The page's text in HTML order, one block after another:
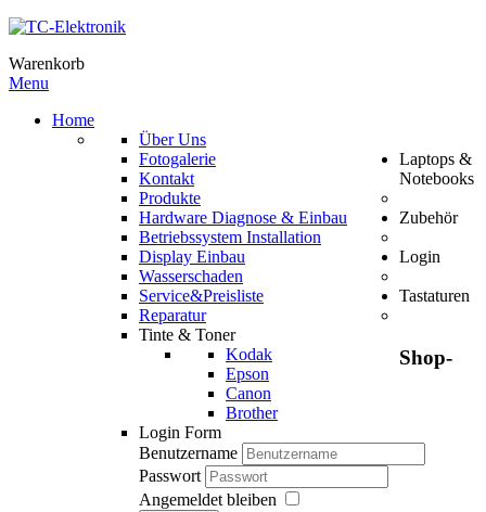
Warenkorb
Menu
Home
Über Uns
Fotogalerie
Kontakt
Produkte
Hardware Diagnose & Einbau
Betriebssystem Installation
Display Einbau
Wasserschaden
Service&Preisliste
Laptops &
Notebooks
Reparatur
Zubehör
Tinte & Toner
Kodak
Epson
Canon
Brother
Login
Login Form
Benutzername
Passwort
Angemeldet bleiben
Tastaturen
Shop-